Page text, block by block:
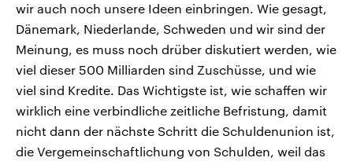
wir auch noch unsere Ideen einbringen. Wie gesagt,
Dänemark, Niederlande, Schweden und wir sind der
Meinung, es muss noch drüber diskutiert werden, wie
viel dieser 500 Milliarden sind Zuschüsse, und wie
viel sind Kredite. Das Wichtigste ist, wie schaffen wir
wirklich eine verbindliche zeitliche Befristung, damit
nicht dann der nächste Schritt die Schuldenunion ist,
die Vergemeinschaftlichung von Schulden, weil das